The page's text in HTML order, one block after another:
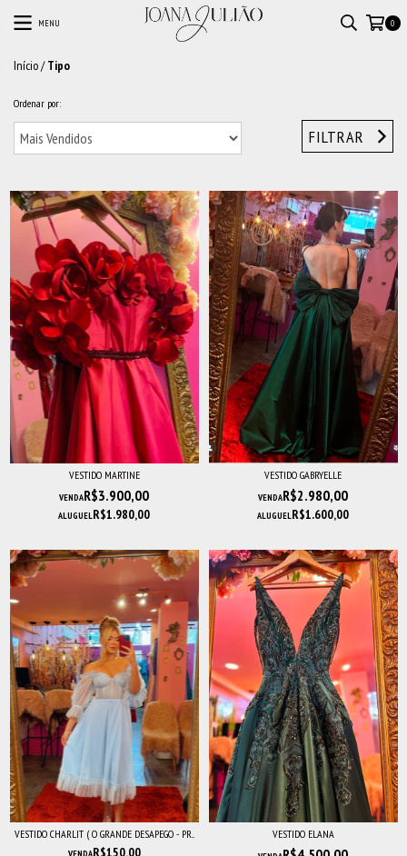
MENU 0
Início/ Tipo
Ordenar por:
FILTRAR
VESTIDO MARTINE
VENDAR$3.900,00
ALUGUELR$1.980,00
VESTIDO GABRYELLE
VENDAR$2.980,00
ALUGUELR$1.600,00
VESTIDO CHARLIT ( O GRANDE DESAPEGO - PR...
R$150,00
VESTIDO ELANA